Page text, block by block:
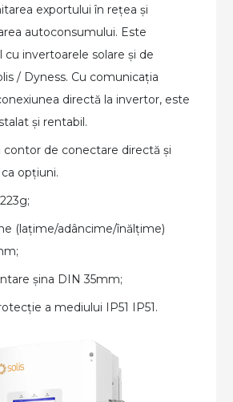
exportului în rețea și
autoconsumului. Este
cu invertoarele solare și de
/ Dyness. Cu comunicația
directă la invertor, este
și rentabil.
contor de conectare directă și
opțiuni.
(lațime/adâncime/înălțime)
șina DIN 35mm;
a mediului IP51 IP51.